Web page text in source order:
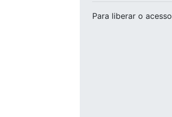
Para liberar o acesso